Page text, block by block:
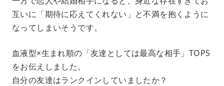
互いに「期待に応えてくれない」と不満を抱くように
なってしまいそうです。
血液型×生まれ順の「友達としては最高な相手」TOP5
をお伝えしました。
自分の友達はランクインしていましたか？